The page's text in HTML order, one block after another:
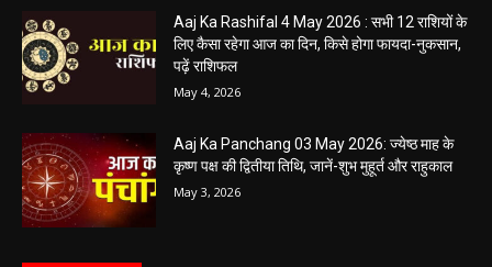
Aaj Ka Rashifal 4 May 2026 : सभी 12 राशियों के
लिए कैसा रहेगा आज का दिन, किसे होगा फायदा-नुकसान,
पढ़ें राशिफल
May 4, 2026
Aaj Ka Panchang 03 May 2026: ज्येष्ठ माह के
कृष्ण पक्ष की द्वितीया तिथि, जानें-शुभ मुहूर्त और राहुकाल
May 3, 2026